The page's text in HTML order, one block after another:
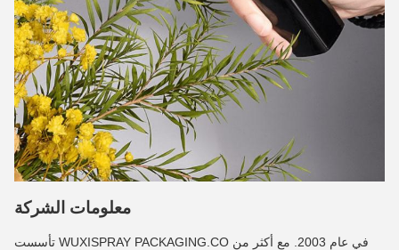
معلومات الشركة
تأسست WUXISPRAY PACKAGING.CO في عام 2003. مع أكثر من